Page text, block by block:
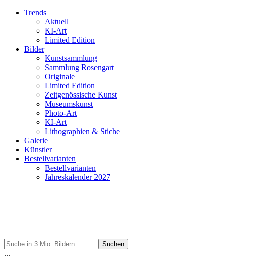
Trends
Aktuell
KI-Art
Limited Edition
Bilder
Kunstsammlung
Sammlung Rosengart
Originale
Limited Edition
Zeitgenössische Kunst
Museumskunst
Photo-Art
KI-Art
Lithographien & Stiche
Galerie
Künstler
Bestellvarianten
Bestellvarianten
Jahreskalender 2027
Suchen
...